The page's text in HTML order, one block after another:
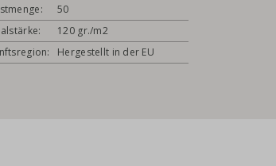
50
120 gr./m2
Hergestellt in der EU